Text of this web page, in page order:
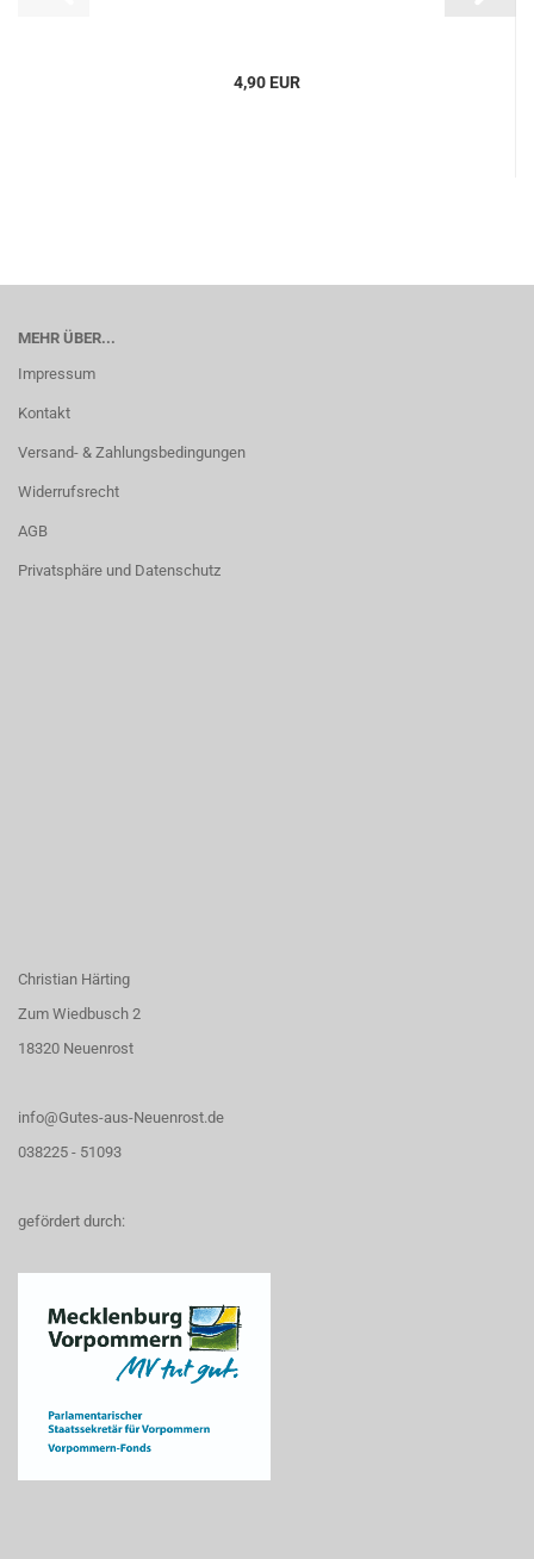
4,90 EUR
MEHR ÜBER...
Impressum
Kontakt
Versand- & Zahlungsbedingungen
Widerrufsrecht
AGB
Privatsphäre und Datenschutz
Christian Härting
Zum Wiedbusch 2
18320 Neuenrost
info@Gutes-aus-Neuenrost.de
038225 - 51093
gefördert durch: